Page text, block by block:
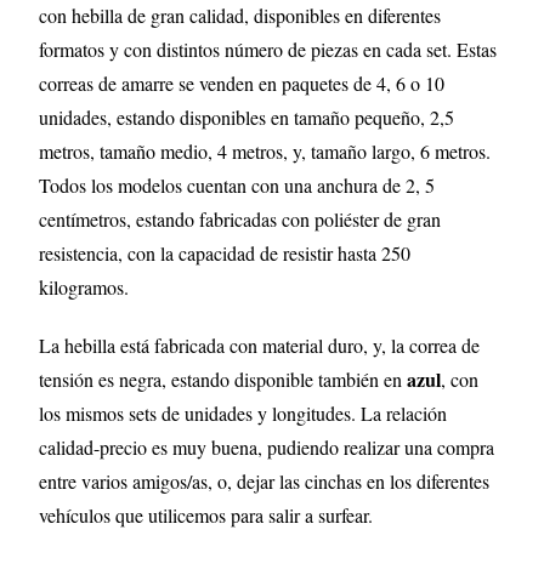
con hebilla de gran calidad, disponibles en diferentes
formatos y con distintos número de piezas en cada set. Estas
correas de amarre se venden en paquetes de 4, 6 o 10
unidades, estando disponibles en tamaño pequeño, 2,5
metros, tamaño medio, 4 metros, y, tamaño largo, 6 metros.
Todos los modelos cuentan con una anchura de 2, 5
centímetros, estando fabricadas con poliéster de gran
resistencia, con la capacidad de resistir hasta 250
kilogramos.
La hebilla está fabricada con material duro, y, la correa de
tensión es negra, estando disponible también enazul, con
los mismos sets de unidades y longitudes. La relación
calidad-precio es muy buena, pudiendo realizar una compra
entre varios amigos/as, o, dejar las cinchas en los diferentes
vehículos que utilicemos para salir a surfear.